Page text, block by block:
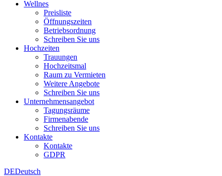
Wellnes
Preisliste
Öffnungszeiten
Betriebsordnung
Schreiben Sie uns
Hochzeiten
Trauungen
Hochzeitsmal
Raum zu Vermieten
Weitere Angebote
Schreiben Sie uns
Unternehmensangebot
Tagungsräume
Firmenabende
Schreiben Sie uns
Kontakte
Kontakte
GDPR
DEDeutsch